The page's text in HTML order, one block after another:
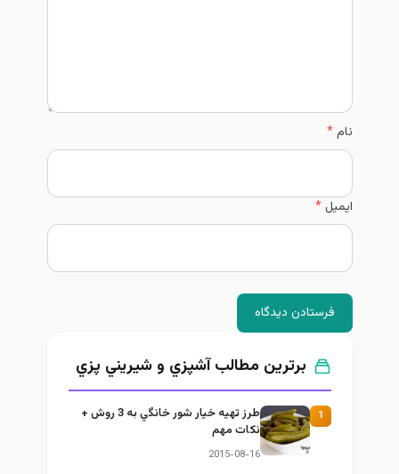
نام*
ایمیل*
فرستادن دیدگاه
برترین مطالب آشپزي و شيريني پزي
1
طرز تهيه خیار شور خانگي به 3 روش +
نكات مهم
2015-08-16